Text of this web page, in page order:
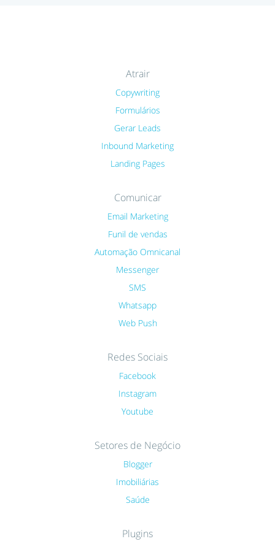
Atrair
Copywriting
Formulários
Gerar Leads
Inbound Marketing
Landing Pages
Comunicar
Email Marketing
Funil de vendas
Automação Omnicanal
Messenger
SMS
Whatsapp
Web Push
Redes Sociais
Facebook
Instagram
Youtube
Setores de Negócio
Blogger
Imobiliárias
Saúde
Plugins